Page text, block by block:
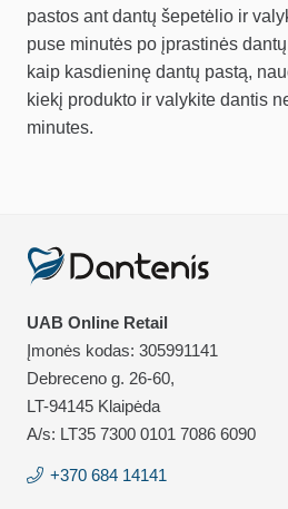
pastos ant dantų šepetėlio ir
puse minutės po įprastinės
kaip kasdieninę dantų pastą,
kiekį produkto ir valykite dantis
minutes.
UAB Online Retail
Įmonės kodas: 305991141
Debreceno g. 26-60,
LT-94145 Klaipėda
A/s: LT35 7300 0101 7086 6090
+370 684 14141